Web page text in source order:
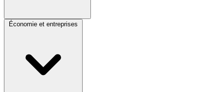
Économie et entreprises